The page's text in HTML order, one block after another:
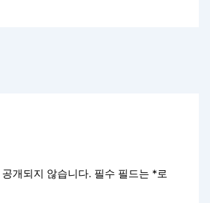
개되지 않습니다. 필수 필드는 *로